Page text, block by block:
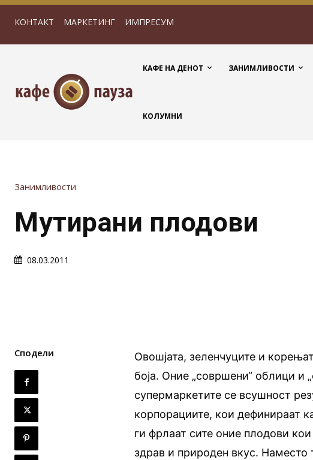
КОНТАКТ МАРКЕТИНГ ИМПРЕСУМ
КАФЕ НА ДЕНОТ ЗАНИМЛИВОСТИ
КОЛУМНИ
Занимливости
Мутирани плодови
08.03.2011
Сподели
Овошјата, зеленчуците и
боја. Оние „совршени“ облици и
супермаркетите се всушност
корпорациите, кои дефинираат
ги фрлаат сите оние плодови
здрав и природен вкус. Наместо